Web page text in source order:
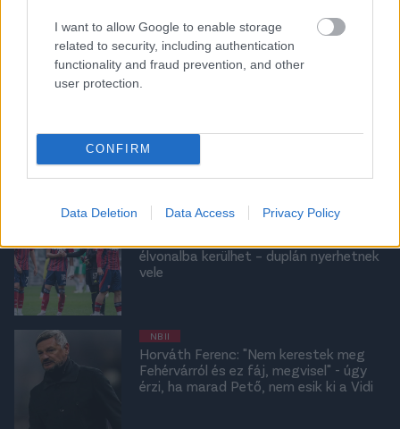
I want to allow Google to enable storage
related to security, including authentication
functionality and fraud prevention, and other
user protection.
CONFIRM
Data Deletion Data Access Privacy Policy
eldőlt Kalmár jövője is - hivatalos
távozó támadójára – hivatalos
NB II
élvonalba kerülhet – duplán nyerhetnek
vele
NB II
Horváth Ferenc: "Nem kerestek meg
Fehérvárról és ez fáj, megvisel" - úgy
érzi, ha marad Pető, nem esik ki a Vidi